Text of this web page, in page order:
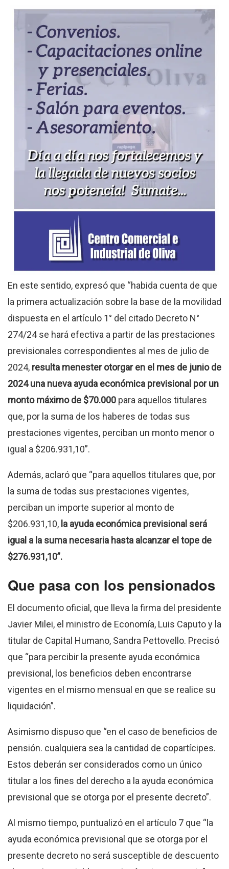
En este sentido, expresó que “habida cuenta de que
la primera actualización sobre la base de la movilidad
dispuesta en el artículo 1° del citado Decreto N°
274/24 se hará efectiva a partir de las prestaciones
previsionales correspondientes al mes de julio de
2024, resulta menester otorgar en el mes de junio de
2024 una nueva ayuda económica previsional por un
monto máximo de $70.000 para aquellos titulares
que, por la suma de los haberes de todas sus
prestaciones vigentes, perciban un monto menor o
igual a $206.931,10”.
Además, aclaró que “para aquellos titulares que, por
la suma de todas sus prestaciones vigentes,
perciban un importe superior al monto de
$206.931,10, la ayuda económica previsional será
igual a la suma necesaria hasta alcanzar el tope de
$276.931,10”.
Que pasa con los pensionados
El documento oficial, que lleva la firma del presidente
Javier Milei, el ministro de Economía, Luis Caputo y la
titular de Capital Humano, Sandra Pettovello. Precisó
que “para percibir la presente ayuda económica
previsional, los beneficios deben encontrarse
vigentes en el mismo mensual en que se realice su
liquidación”.
Asimismo dispuso que “en el caso de beneficios de
pensión. cualquiera sea la cantidad de copartícipes.
Estos deberán ser considerados como un único
titular a los fines del derecho a la ayuda económica
previsional que se otorga por el presente decreto”.
Al mismo tiempo, puntualizó en el artículo 7 que “la
ayuda económica previsional que se otorga por el
presente decreto no será susceptible de descuento